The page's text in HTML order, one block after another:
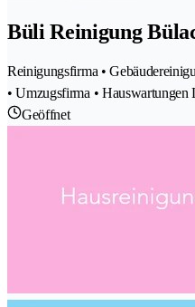
Büli Reinigung
Reinigungsfirma •
• Umzugsfirma • Hauswartungen
Geöffnet